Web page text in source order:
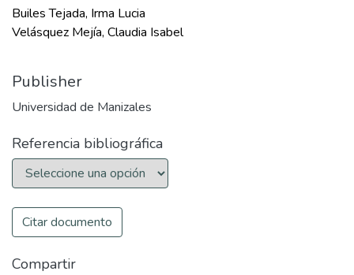
Builes Tejada, Irma Lucia
Velásquez Mejía, Claudia Isabel
Publisher
Universidad de Manizales
Referencia bibliográfica
Citar documento
Compartir